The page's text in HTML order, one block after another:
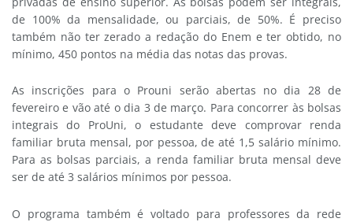
de 100% da mensalidade, ou parciais, de 50%. É preciso
também não ter zerado a redação do Enem e ter obtido, no
mínimo, 450 pontos na média das notas das provas.
As inscrições para o Prouni serão abertas no dia 28 de
fevereiro e vão até o dia 3 de março. Para concorrer às bolsas
integrais do ProUni, o estudante deve comprovar renda
familiar bruta mensal, por pessoa, de até 1,5 salário mínimo.
Para as bolsas parciais, a renda familiar bruta mensal deve
ser de até 3 salários mínimos por pessoa.
O programa também é voltado para professores da rede